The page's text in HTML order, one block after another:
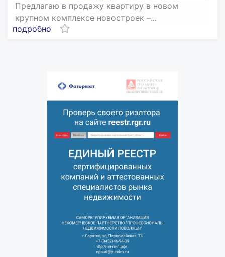
Предлагаю в продажу квартиру в новом
крупном комплексе новостроек –...
подробно